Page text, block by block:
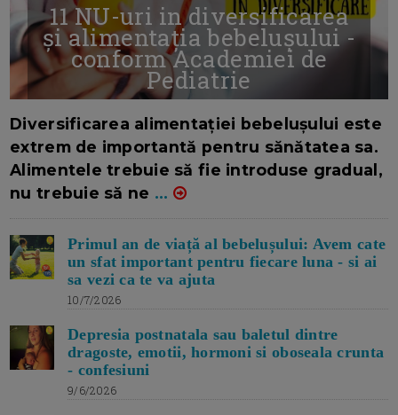
11 NU-uri in diversificarea
și alimentația bebelușului -
conform Academiei de
Pediatrie
Diversificarea alimentației bebelușului este
extrem de importantă pentru sănătatea sa.
Alimentele trebuie să fie introduse gradual,
nu trebuie să ne ...
Primul an de viață al bebelușului: Avem cate
un sfat important pentru fiecare luna - si ai
sa vezi ca te va ajuta
10/7/2026
Depresia postnatala sau baletul dintre
dragoste, emotii, hormoni si oboseala crunta
- confesiuni
9/6/2026